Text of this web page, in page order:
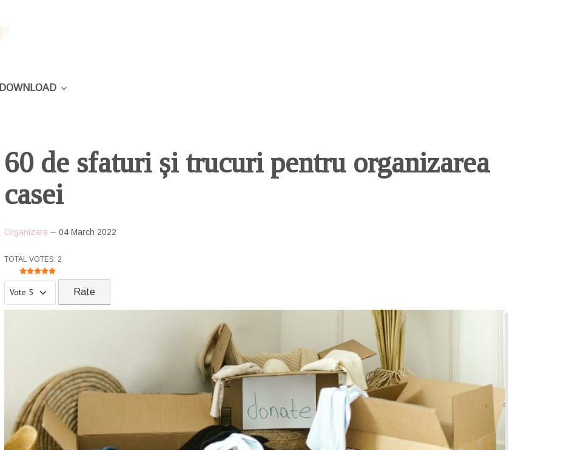
DOWNLOAD
60 de sfaturi și trucuri pentru organizarea
casei
Organizare 04 March 2022
USER RATING: 5
TOTAL VOTES: 2